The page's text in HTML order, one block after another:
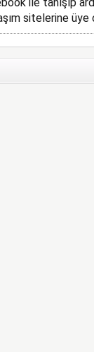
sitelerine üye